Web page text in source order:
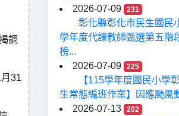
調
31
2026-07-09
231
彰化縣彰化市民生國民
學年度代課教師甄選第五階
榜...
2026-07-09
225
【115學年度國民小學
生常態編班作業】因應颱風
2026-07-13
202